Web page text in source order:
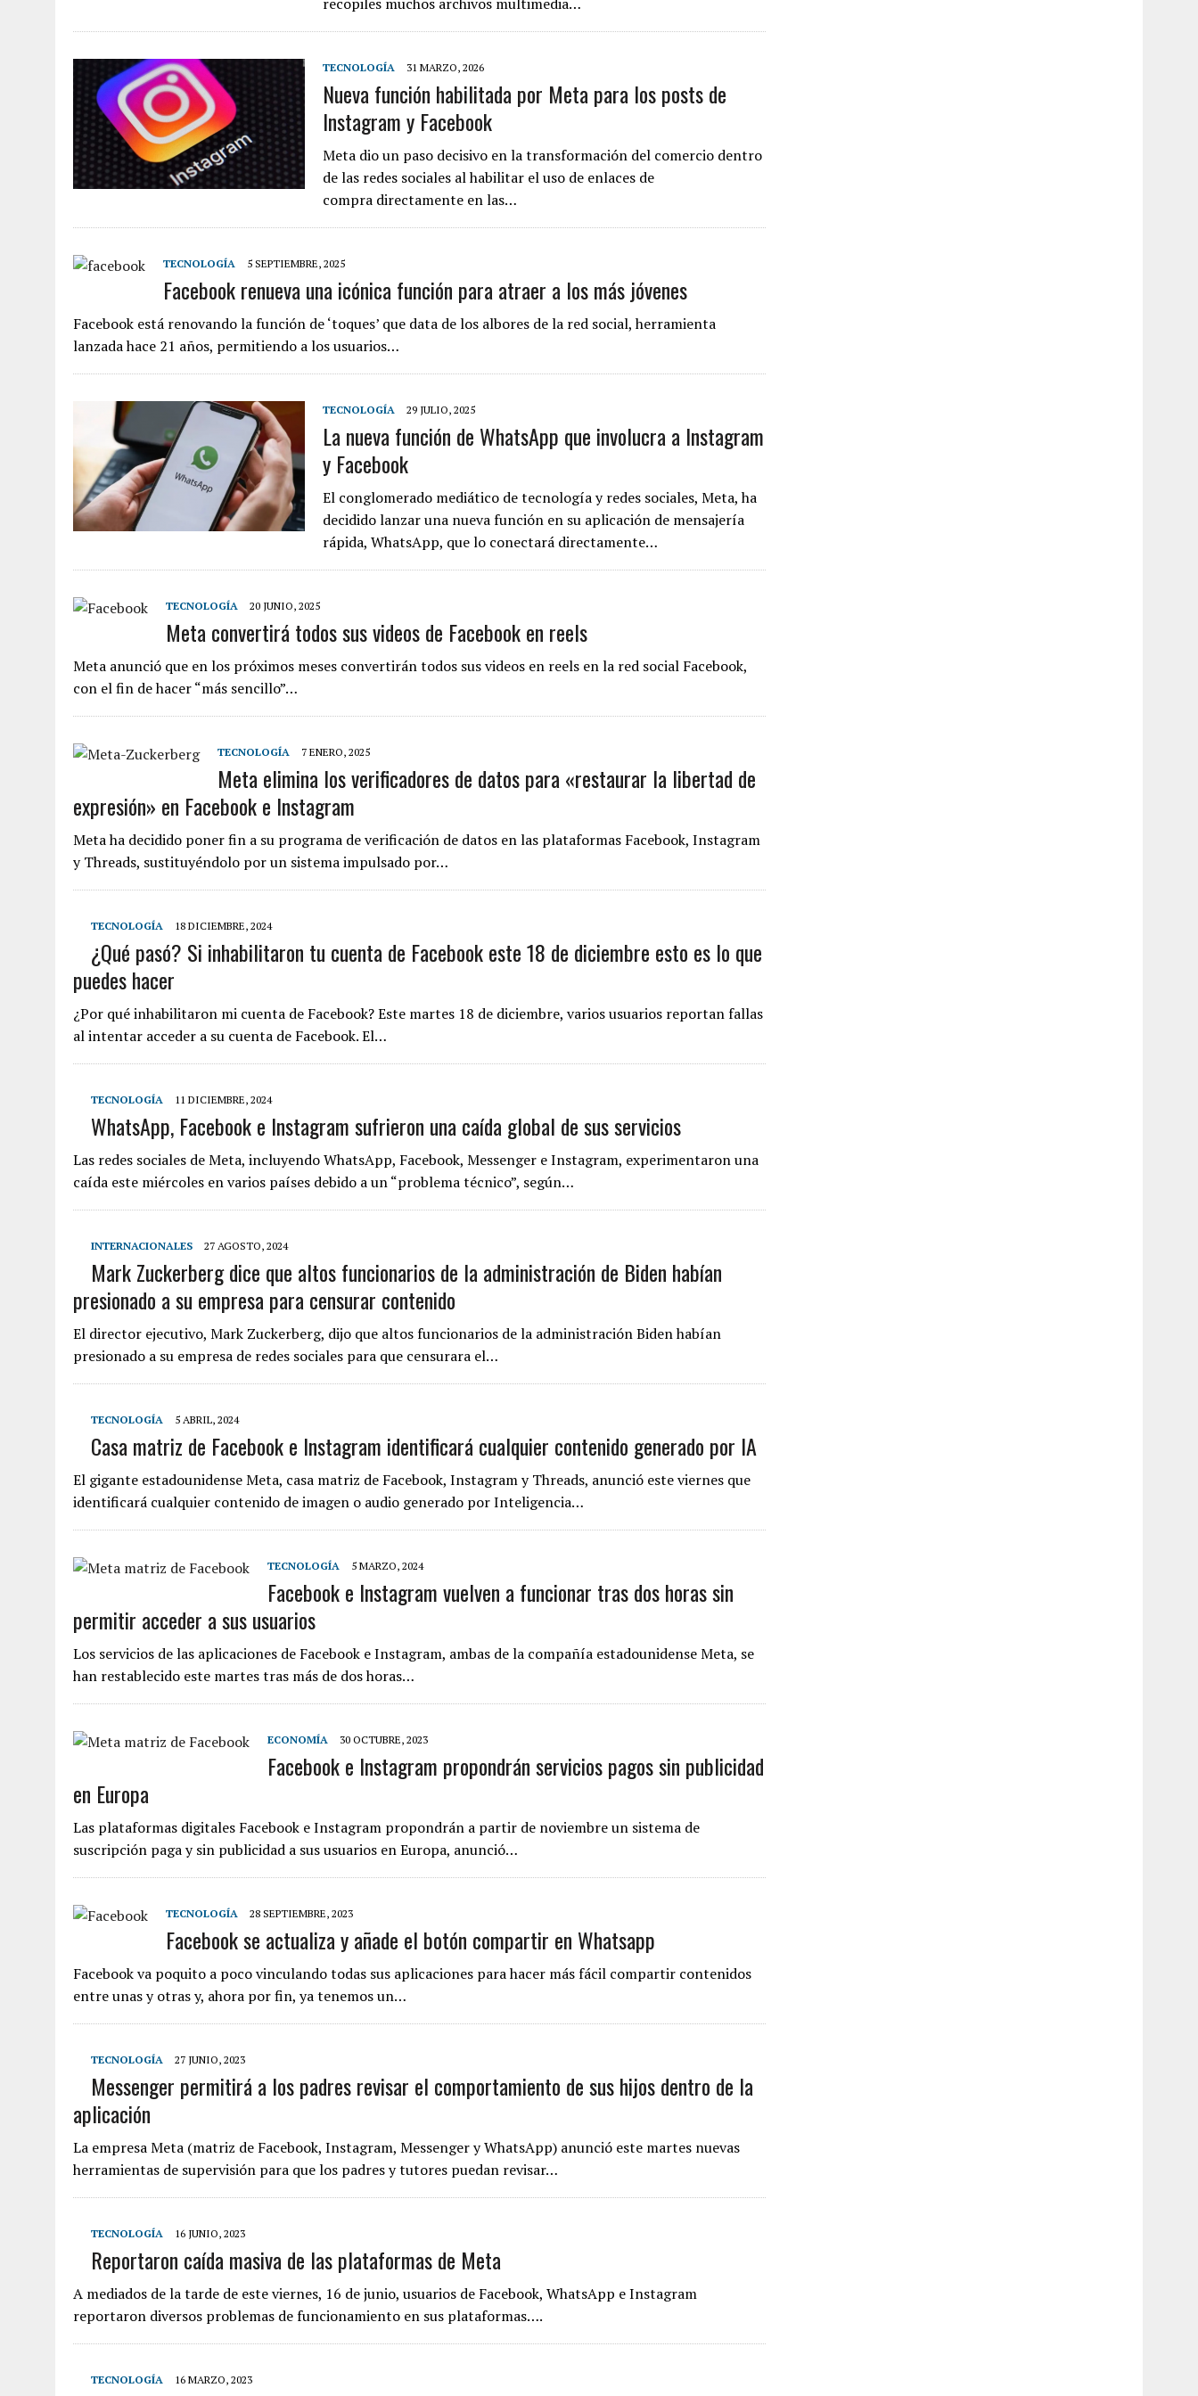
TECNOLOGÍA 31 MARZO, 2026
Nueva función habilitada por Meta para los posts de
Instagram y Facebook
Meta dio un paso decisivo en la transformación del comercio dentro
de las redes sociales al habilitar el uso de enlaces de
compra directamente en las…
TECNOLOGÍA 5 SEPTIEMBRE, 2025
Facebook renueva una icónica función para atraer a los más jóvenes
Facebook está renovando la función de ‘toques’ que data de los albores de la red social, herramienta
lanzada hace 21 años, permitiendo a los usuarios…
TECNOLOGÍA 29 JULIO, 2025
La nueva función de WhatsApp que involucra a Instagram
y Facebook
El conglomerado mediático de tecnología y redes sociales, Meta, ha
decidido lanzar una nueva función en su aplicación de mensajería
rápida, WhatsApp, que lo conectará directamente…
TECNOLOGÍA 20 JUNIO, 2025
Meta convertirá todos sus videos de Facebook en reels
Meta anunció que en los próximos meses convertirán todos sus videos en reels en la red social Facebook,
con el fin de hacer “más sencillo”…
TECNOLOGÍA 7 ENERO, 2025
Meta elimina los verificadores de datos para «restaurar la libertad de
expresión» en Facebook e Instagram
Meta ha decidido poner fin a su programa de verificación de datos en las plataformas Facebook, Instagram
y Threads, sustituyéndolo por un sistema impulsado por…
TECNOLOGÍA 18 DICIEMBRE, 2024
¿Qué pasó? Si inhabilitaron tu cuenta de Facebook este 18 de diciembre esto es lo que
puedes hacer
¿Por qué inhabilitaron mi cuenta de Facebook? Este martes 18 de diciembre, varios usuarios reportan fallas
al intentar acceder a su cuenta de Facebook. El…
TECNOLOGÍA 11 DICIEMBRE, 2024
WhatsApp, Facebook e Instagram sufrieron una caída global de sus servicios
Las redes sociales de Meta, incluyendo WhatsApp, Facebook, Messenger e Instagram, experimentaron una
caída este miércoles en varios países debido a un “problema técnico”, según…
INTERNACIONALES 27 AGOSTO, 2024
Mark Zuckerberg dice que altos funcionarios de la administración de Biden habían
presionado a su empresa para censurar contenido
El director ejecutivo, Mark Zuckerberg, dijo que altos funcionarios de la administración Biden habían
presionado a su empresa de redes sociales para que censurara el…
TECNOLOGÍA 5 ABRIL, 2024
Casa matriz de Facebook e Instagram identificará cualquier contenido generado por IA
El gigante estadounidense Meta, casa matriz de Facebook, Instagram y Threads, anunció este viernes que
identificará cualquier contenido de imagen o audio generado por Inteligencia…
TECNOLOGÍA 5 MARZO, 2024
Facebook e Instagram vuelven a funcionar tras dos horas sin
permitir acceder a sus usuarios
Los servicios de las aplicaciones de Facebook e Instagram, ambas de la compañía estadounidense Meta, se
han restablecido este martes tras más de dos horas…
ECONOMÍA 30 OCTUBRE, 2023
Facebook e Instagram propondrán servicios pagos sin publicidad
en Europa
Las plataformas digitales Facebook e Instagram propondrán a partir de noviembre un sistema de
suscripción paga y sin publicidad a sus usuarios en Europa, anunció…
TECNOLOGÍA 28 SEPTIEMBRE, 2023
Facebook se actualiza y añade el botón compartir en Whatsapp
Facebook va poquito a poco vinculando todas sus aplicaciones para hacer más fácil compartir contenidos
entre unas y otras y, ahora por fin, ya tenemos un…
TECNOLOGÍA 27 JUNIO, 2023
Messenger permitirá a los padres revisar el comportamiento de sus hijos dentro de la
aplicación
La empresa Meta (matriz de Facebook, Instagram, Messenger y WhatsApp) anunció este martes nuevas
herramientas de supervisión para que los padres y tutores puedan revisar…
TECNOLOGÍA 16 JUNIO, 2023
Reportaron caída masiva de las plataformas de Meta
A mediados de la tarde de este viernes, 16 de junio, usuarios de Facebook, WhatsApp e Instagram
reportaron diversos problemas de funcionamiento en sus plataformas….
TECNOLOGÍA 16 MARZO, 2023